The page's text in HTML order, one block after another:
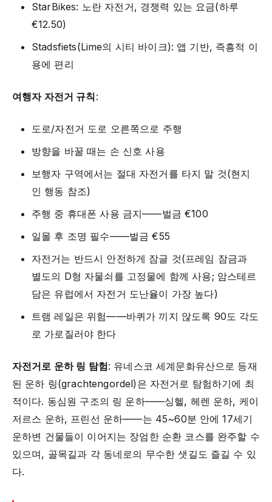
StarBikes: 노란 자전거, 경쟁력 있는 요금(하루
€12.50)
Stadsfiets(Lime의 시티 바이크): 앱 기반, 즉흥적 이
용에 편리
여행자 자전거 규칙 :
도로/자전거 도로 오른쪽으로 주행
방향을 바꿀 때는 손 신호 사용
보행자 구역에서는 절대 자전거를 타지 말 것(현지
인 행동 참조)
주행 중 휴대폰 사용 금지——벌금 €100
일몰 후 조명 필수——벌금 €55
자전거는 반드시 안전하게 잠글 것(프레임 잠금과
별도의 D형 자물쇠를 고정물에 함께 사용; 암스테르
담은 유럽에서 자전거 도난율이 가장 높다)
트램 레일은 위험——바퀴가 끼지 않도록 90도 각도
로 가로질러야 한다
자전거로 운하 링 탐험: 유네스코 세계문화유산으로 등재
된 운하 링(grachtengordel)은 자전거로 탐험하기에 최
적이다. 동심원 구조의 링 운하——싱헬, 헤렌 운하, 케이
저르스 운하, 프린선 운하——는 45~60분 안에 17세기
운하변 건물들이 이어지는 장엄한 순환 코스를 완주할 수
있으며, 골목길과 각 동네로의 무수한 샛길도 즐길 수 있
다.